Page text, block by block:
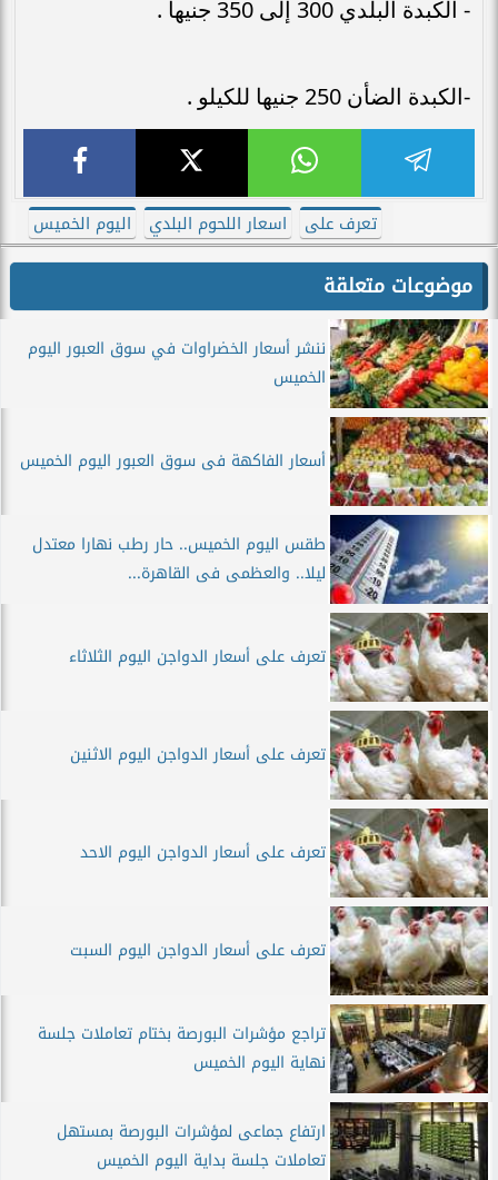
- الكبدة البلدي 300 إلى 350 جنيها .
-الكبدة الضأن 250 جنيها للكيلو .
تعرف على اسعار اللحوم البلدي اليوم الخميس
موضوعات متعلقة
ننشر أسعار الخضراوات في سوق العبور اليوم
الخميس
أسعار الفاكهة فى سوق العبور اليوم الخميس
طقس اليوم الخميس.. حار رطب نهارا معتدل
ليلا.. والعظمى فى القاهرة...
تعرف على أسعار الدواجن اليوم الثلاثاء
تعرف على أسعار الدواجن اليوم الاثنين
تعرف على أسعار الدواجن اليوم الاحد
تعرف على أسعار الدواجن اليوم السبت
تراجع مؤشرات البورصة بختام تعاملات جلسة
نهاية اليوم الخميس
ارتفاع جماعى لمؤشرات البورصة بمستهل
تعاملات جلسة بداية اليوم الخميس